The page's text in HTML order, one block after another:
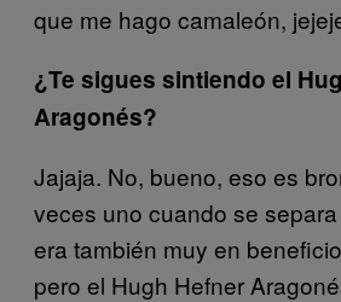
que me hago camaleón,
¿Te sigues sintiendo el
Aragonés?
Jajaja. No, bueno, eso es
veces uno cuando se
era también muy en
pero el Hugh Hefner